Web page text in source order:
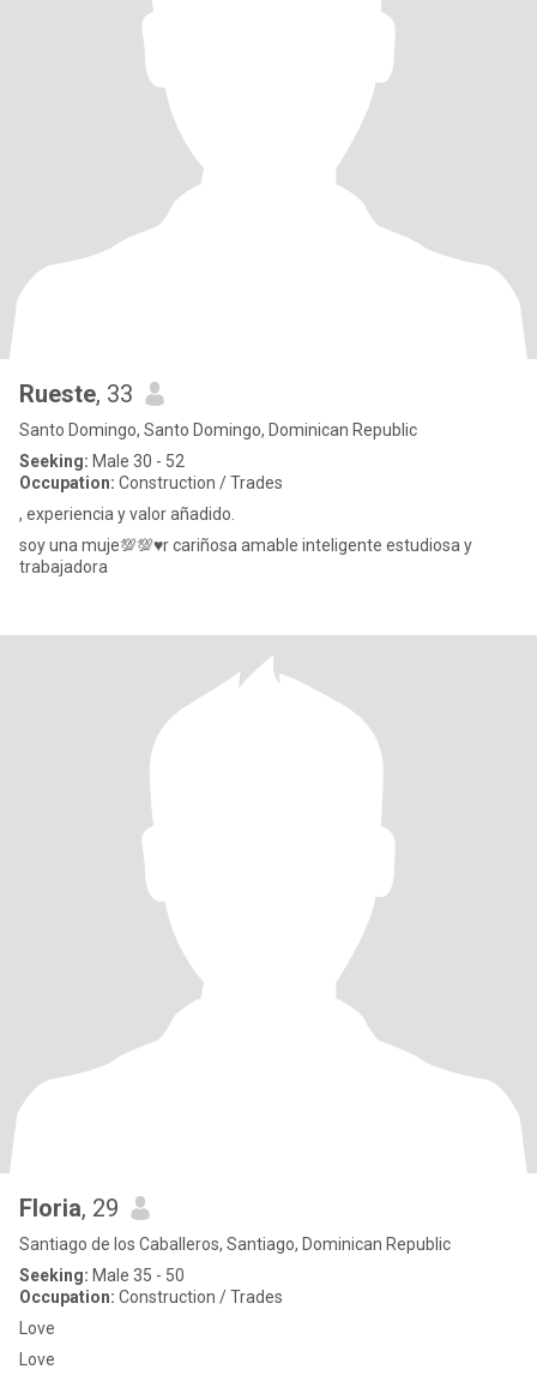
Rueste, 33
Santo Domingo, Santo Domingo, Dominican Republic
Seeking: Male 30 - 52
Occupation: Construction / Trades
, experiencia y valor añadido.
soy una muje💯💯♥️r cariñosa amable inteligente estudiosa y
trabajadora
Floria, 29
Santiago de los Caballeros, Santiago, Dominican Republic
Seeking: Male 35 - 50
Occupation: Construction / Trades
Love
Love